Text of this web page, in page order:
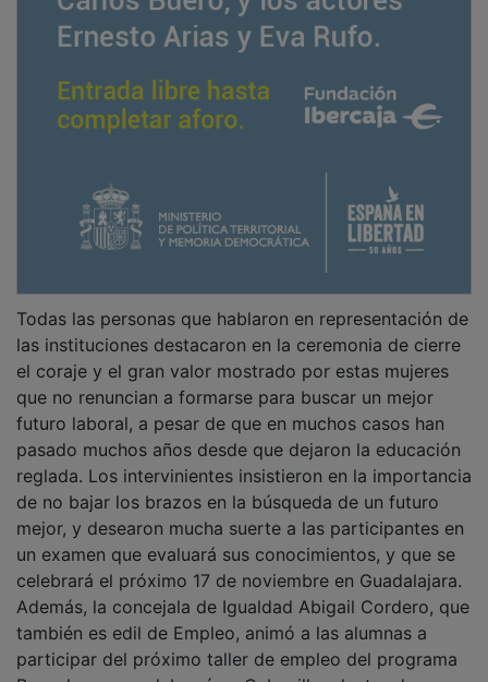
las instituciones destacaron en la ceremonia de cierre
el coraje y el gran valor mostrado por estas mujeres
que no renuncian a formarse para buscar un mejor
futuro laboral, a pesar de que en muchos casos han
pasado muchos años desde que dejaron la educación
reglada. Los intervinientes insistieron en la importancia
de no bajar los brazos en la búsqueda de un futuro
mejor, y desearon mucha suerte a las participantes en
un examen que evaluará sus conocimientos, y que se
celebrará el próximo 17 de noviembre en Guadalajara.
Además, la concejala de Igualdad Abigail Cordero, que
también es edil de Empleo, animó a las alumnas a
participar del próximo taller de empleo del programa
Recual que se celebrará en Cabanillas dentro de unos